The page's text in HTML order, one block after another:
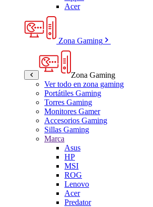
Acer
Zona Gaming
Zona Gaming
Ver todo en zona gaming
Portátiles Gaming
Torres Gaming
Monitores Gamer
Accesorios Gaming
Sillas Gaming
Marca
Asus
HP
MSI
ROG
Lenovo
Acer
Predator